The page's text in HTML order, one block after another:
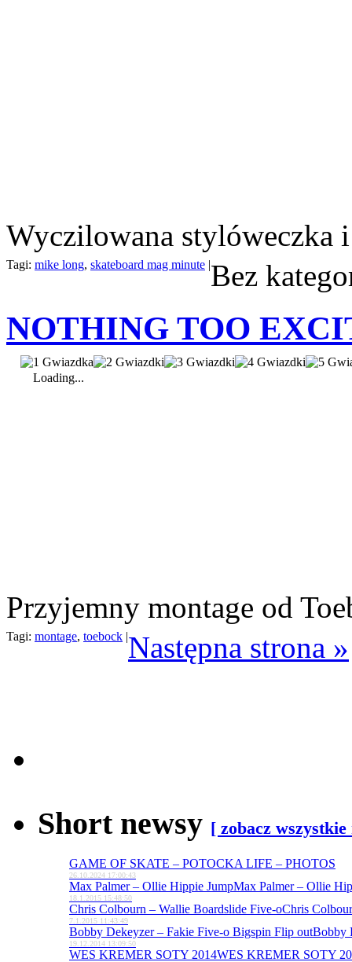
Wyczilowana stylóweczka
Tagi: mike long, skateboard mag minute |Bez
NOTHING TOO
Loading...
Przyjemny montage od
Tagi: montage, toebock |Następna strona »
Short newsy [ zobacz wszystkie
GAME OF SKATE – POTOCKA LIFE – PHOTOS
26.10.2024 17:00:43
Max Palmer – Ollie Hippie JumpMax Palmer – Ollie
18.1.2015 15:48:50
Chris Colbourn – Wallie Boardslide Five-oChris
7.1.2015 11:43:49
Bobby Dekeyzer – Fakie Five-o Bigspin Flip outBobby
19.12.2014 13:09:50
WES KREMER SOTY 2014WES KREMER SOTY